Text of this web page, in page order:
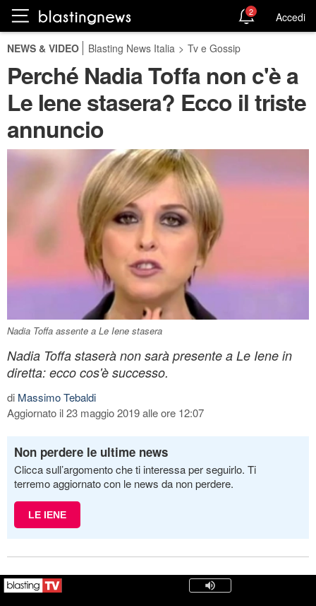
2 Accedi
NEWS & VIDEO Blasting News Italia > Tv e Gossip
Perché Nadia Toffa non c'è a
Le Iene stasera? Ecco il triste
annuncio
Nadia Toffa assente a Le Iene stasera
Nadia Toffa staserà non sarà presente a Le Iene in
diretta: ecco cos'è successo.
di Massimo Tebaldi
Aggiornato il 23 maggio 2019 alle ore 12:07
Non perdere le ultime news
Clicca sull’argomento che ti interessa per seguirlo. Ti
terremo aggiornato con le news da non perdere.
LE IENE